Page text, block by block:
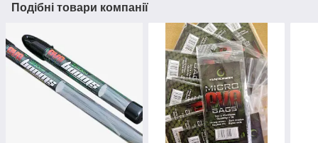
Подібні товари компанії